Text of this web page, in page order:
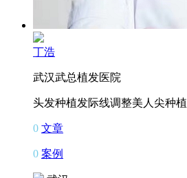
丁浩
武汉武总植发医院
头发种植发际线调整美人尖种植
0 文章
0 案例